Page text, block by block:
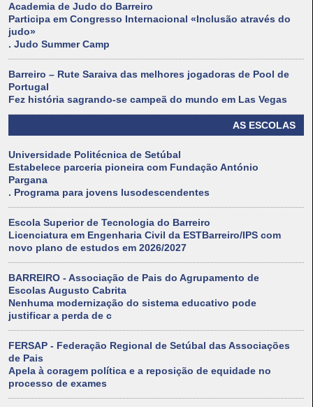
Academia de Judo do Barreiro
Participa em Congresso Internacional «Inclusão através do
judo»
. Judo Summer Camp
Barreiro – Rute Saraiva das melhores jogadoras de Pool de
Portugal
Fez história sagrando-se campeã do mundo em Las Vegas
AS ESCOLAS
Universidade Politécnica de Setúbal
Estabelece parceria pioneira com Fundação António
Pargana
. Programa para jovens lusodescendentes
Escola Superior de Tecnologia do Barreiro
Licenciatura em Engenharia Civil da ESTBarreiro/IPS com
novo plano de estudos em 2026/2027
BARREIRO - Associação de Pais do Agrupamento de
Escolas Augusto Cabrita
Nenhuma modernização do sistema educativo pode
justificar a perda de c
FERSAP - Federação Regional de Setúbal das Associações
de Pais
Apela à coragem política e a reposição de equidade no
processo de exames